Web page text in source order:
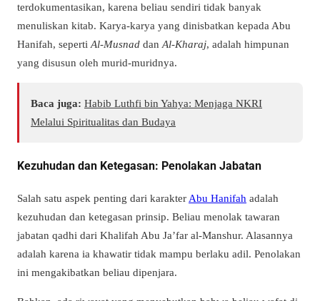
terdokumentasikan, karena beliau sendiri tidak banyak
menuliskan kitab. Karya-karya yang dinisbatkan kepada Abu
Hanifah, seperti Al-Musnad dan Al-Kharaj, adalah himpunan
yang disusun oleh murid-muridnya.
Baca juga: Habib Luthfi bin Yahya: Menjaga NKRI
Melalui Spiritualitas dan Budaya
Kezuhudan dan Ketegasan: Penolakan Jabatan
Salah satu aspek penting dari karakter Abu Hanifah adalah
kezuhudan dan ketegasan prinsip. Beliau menolak tawaran
jabatan qadhi dari Khalifah Abu Ja’far al-Manshur. Alasannya
adalah karena ia khawatir tidak mampu berlaku adil. Penolakan
ini mengakibatkan beliau dipenjara.